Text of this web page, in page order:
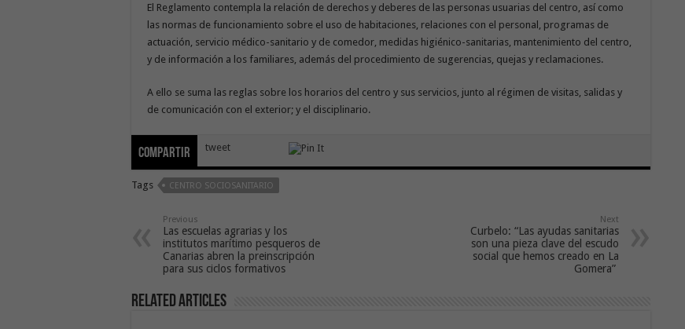
El Reglamento contempla la relación de derechos y deberes de las personas usuarias del centro, así como
las normas de funcionamiento sobre el uso de habitaciones, relaciones con el personal, programas de
actuación, servicio médico-sanitario y de comedor, medidas higiénico-sanitarias, mantenimiento del centro,
y de información a los familiares, además del procedimiento de sugerencias, quejas y reclamaciones.
A ello se suma las reglas sobre los horarios del centro y sus servicios, junto al régimen de visitas, salidas y
de comunicación con el exterior; y el disciplinario.
Compartir tweet
Tags CENTRO SOCIOSANITARIO
Previous
Las escuelas agrarias y los
institutos marítimo pesqueros de
Canarias abren la preinscripción
para sus ciclos formativos
Next
Curbelo: “Las ayudas sanitarias
son una pieza clave del escudo
social que hemos creado en La
Gomera”
Related Articles